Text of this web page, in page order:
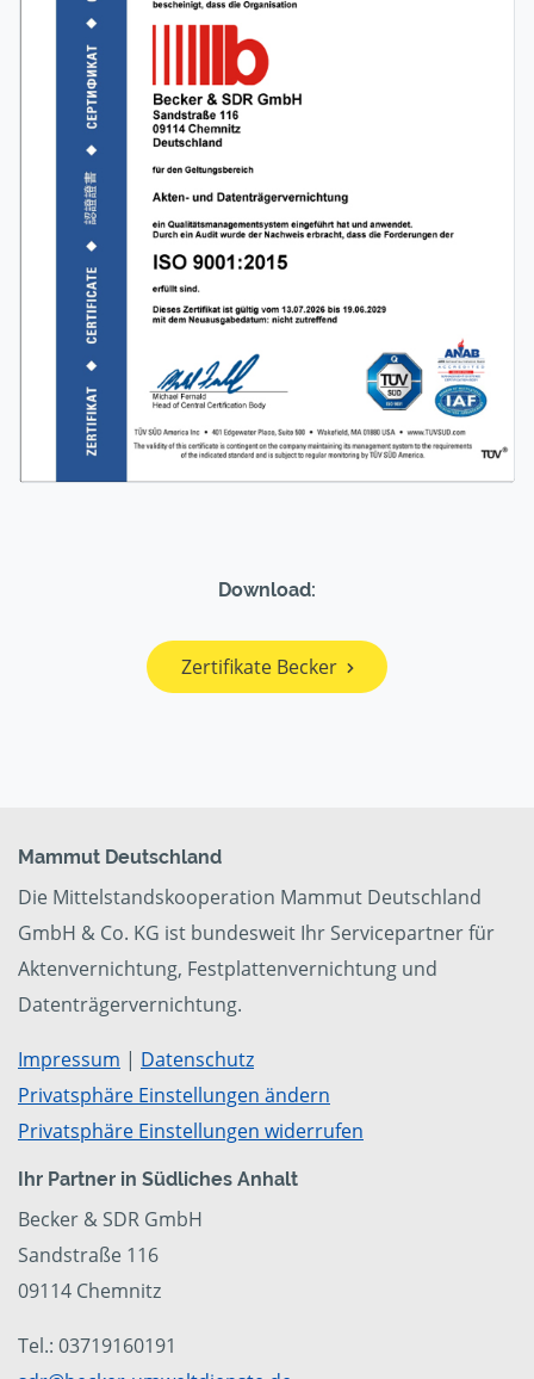
Download:
Zertifikate Becker
Mammut Deutschland
Die Mittelstandskooperation Mammut Deutschland
GmbH & Co. KG ist bundesweit Ihr Servicepartner für
Aktenvernichtung, Festplattenvernichtung und
Datenträgervernichtung.
Impressum | Datenschutz
Privatsphäre Einstellungen ändern
Privatsphäre Einstellungen widerrufen
Ihr Partner in Südliches Anhalt
Becker & SDR GmbH
Sandstraße 116
09114 Chemnitz
Tel.: 03719160191